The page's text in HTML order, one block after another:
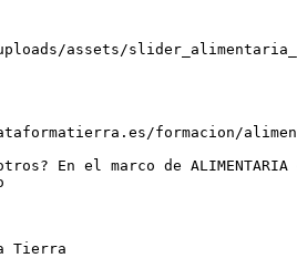
assets/
formacion/
En el marco de
Tierra